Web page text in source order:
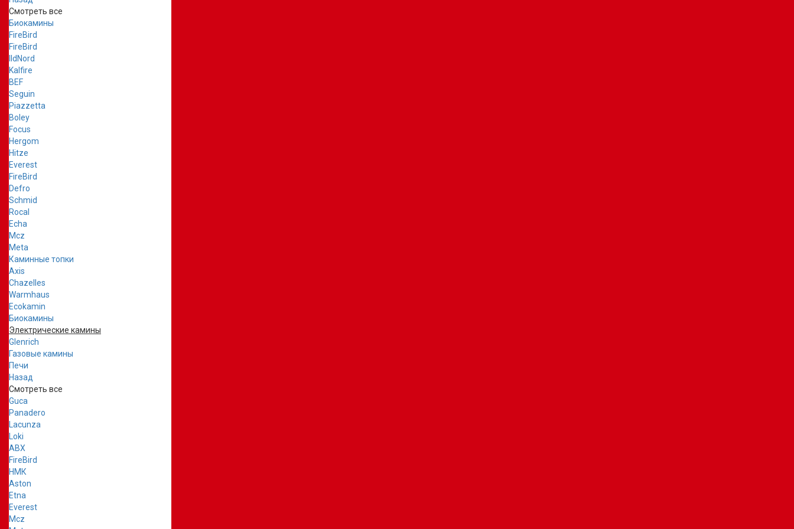
Смотреть все
Биокамины
FireBird
FireBird
IldNord
Kalfire
BEF
Seguin
Piazzetta
Boley
Focus
Hergom
Hitze
Everest
FireBird
Defro
Schmid
Rocal
Echa
Mcz
Meta
Каминные топки
Axis
Chazelles
Warmhaus
Ecokamin
Биокамины
Электрические камины
Glenrich
Газовые камины
Печи
Назад
Смотреть все
Guca
Panadero
Lacunza
Loki
ABX
FireBird
НМК
Aston
Etna
Everest
Mcz